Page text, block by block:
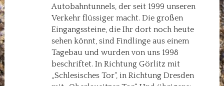
Autobahntunnels, der seit 1999 unseren
Verkehr flüssiger macht. Die großen
Eingangssteine, die Ihr dort noch heute
sehen könnt, sind Findlinge aus einem
Tagebau und wurden von uns 1998
beschriftet. In Richtung Görlitz mit
„Schlesisches Tor“, in Richtung Dresden